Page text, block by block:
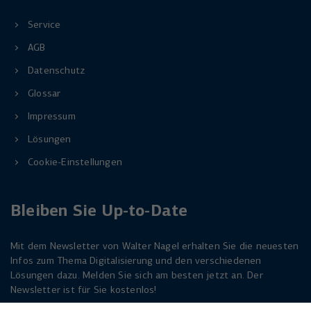
Service
AGB
Datenschutz
Glossar
Impressum
Lösungen
Cookie-Einstellungen
Bleiben Sie Up-to-Date
Mit dem Newsletter von Walter Nagel erhalten Sie die neuesten
Infos zum Thema Digitalisierung und den verschiedenen
Lösungen dazu. Melden Sie sich am besten jetzt an. Der
Newsletter ist für Sie kostenlos!